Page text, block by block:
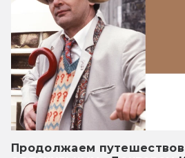
Продолжаем